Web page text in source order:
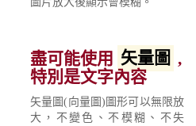
盡可能使用 矢量圖 ,
特別是文字內容
矢量圖(向量圖)圖形可以無限放
大，不變色、不模糊、不失